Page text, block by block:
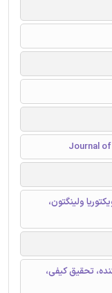
ولینگتون،
تحقیق کیفی،